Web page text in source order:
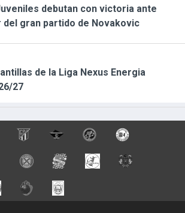
debutan con victoria ante
del gran partido de Novakovic
de la Liga Nexus Energia
27